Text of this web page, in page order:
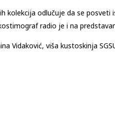
kolekcija odlučuje da se
radio je i na
Vidaković, viša kustoskinja